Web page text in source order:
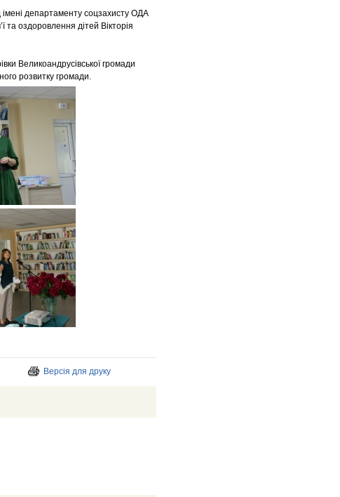
імені департаменту соцзахисту ОДА
та оздоровлення дітей Вікторія
Великоандрусівської громади
розвитку громади.
Версія для друку